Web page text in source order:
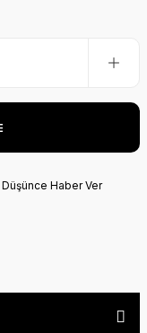
Düşünce Haber Ver